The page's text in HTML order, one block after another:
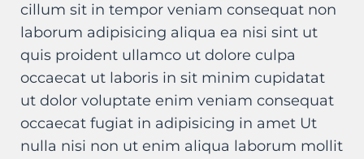
cillum sit in tempor veniam consequat non
laborum adipisicing aliqua ea nisi sint ut
quis proident ullamco ut dolore culpa
occaecat ut laboris in sit minim cupidatat
ut dolor voluptate enim veniam consequat
occaecat fugiat in adipisicing in amet Ut
nulla nisi non ut enim aliqua laborum mollit